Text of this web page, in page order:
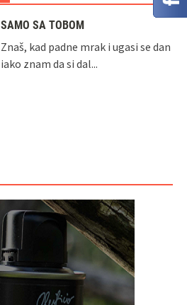
SAMO SA TOBOM
Znaš, kad padne mrak i ugasi se dan
iako znam da si dal...